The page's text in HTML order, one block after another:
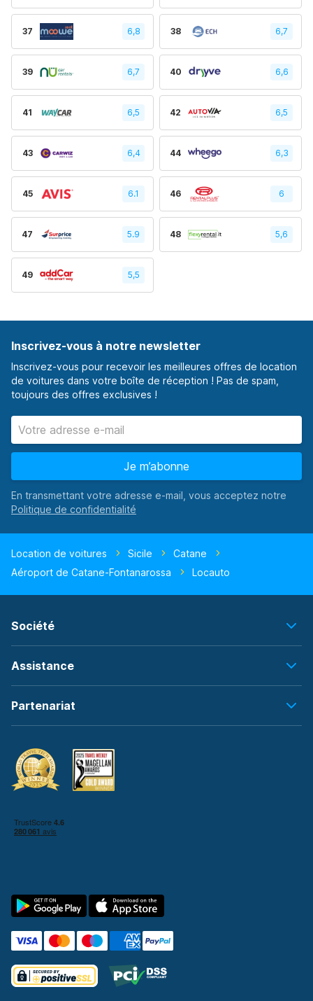
37 6,8 38 6,7
39 6,7 40 6,6
41 6,5 42 6,5
43 6,4 44 6,3
45 6.1 46 6
47 5.9 48 5,6
49 5,5
Inscrivez-vous à notre newsletter
Inscrivez-vous pour recevoir les meilleures offres de location
de voitures dans votre boîte de réception ! Pas de spam,
toujours des offres exclusives !
Je m’abonne
En transmettant votre adresse e-mail, vous acceptez notre
Location de voitures Sicile
Catane
Aéroport de Catane-Fontanarossa
Locauto
Société
Assistance
Partenariat